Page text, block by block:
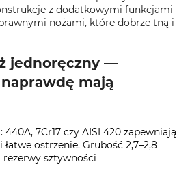
z dodatkowymi funkcjami
nożami, które dobrze tną i
jednoręczny —
mają
7Cr17 czy AISI 420 zapewniają
ostrzenie. Grubość 2,7–2,8
sztywności